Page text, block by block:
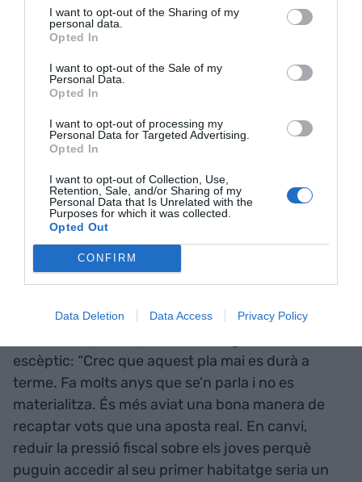
I want to opt-out of the Sharing of my
personal data.
Opted In
I want to opt-out of the Sale of my
Personal Data.
Opted In
I want to opt-out of processing my
Personal Data for Targeted Advertising.
Opted In
I want to opt-out of Collection, Use,
Retention, Sale, and/or Sharing of my
Personal Data that Is Unrelated with the
Purposes for which it was collected.
Opted Out
CONFIRM
Data Deletion Data Access Privacy Policy
ciutadania: un Fons d’Emancipació Juvenil
subvencionarà el 20% de la compra de 12.000
es preveu destinar 500 milions anuals a ajuts al
lloguer i a l’adquisició de 1.700 habitatges de
segona mà per evitar desnonaments.
Segarra: “Aquest pla mai es
durà a terme, és més aviat
una bona manera de
recaptar vots que una
aposta real”
escèptic: “Crec que aquest pla mai es durà a
terme. Fa molts anys que se’n parla i no es
materialitza. És més aviat una bona manera de
recaptar vots que una aposta real. En canvi,
reduir la pressió fiscal sobre els joves perquè
puguin accedir al seu primer habitatge seria un